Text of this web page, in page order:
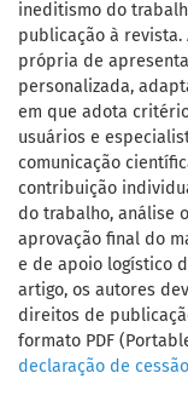
ineditismo do
publicação à
própria de
personalizada,
em que adota
usuários e
comunicação
contribuição
do trabalho, análise
aprovação final do
e de apoio logístico
artigo, os autores
direitos de
formato PDF
declaração de